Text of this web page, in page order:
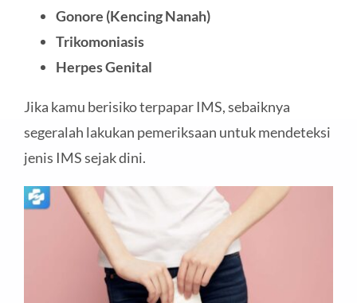
Gonore (Kencing Nanah)
Trikomoniasis
Herpes Genital
Jika kamu berisiko terpapar IMS, sebaiknya
segeralah lakukan pemeriksaan untuk mendeteksi
jenis IMS sejak dini.